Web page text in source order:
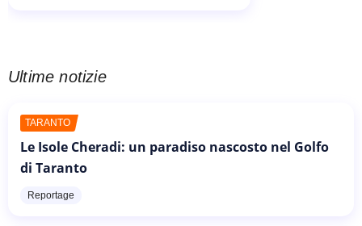
Ultime notizie
TARANTO
Le Isole Cheradi: un paradiso nascosto nel Golfo
di Taranto
Reportage